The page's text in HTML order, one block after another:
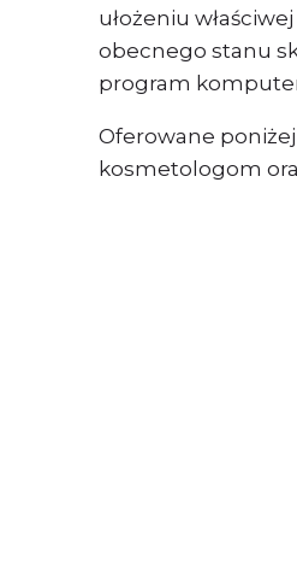
ułożeniu
obecnego stanu
program
Oferowane
kosmetologom